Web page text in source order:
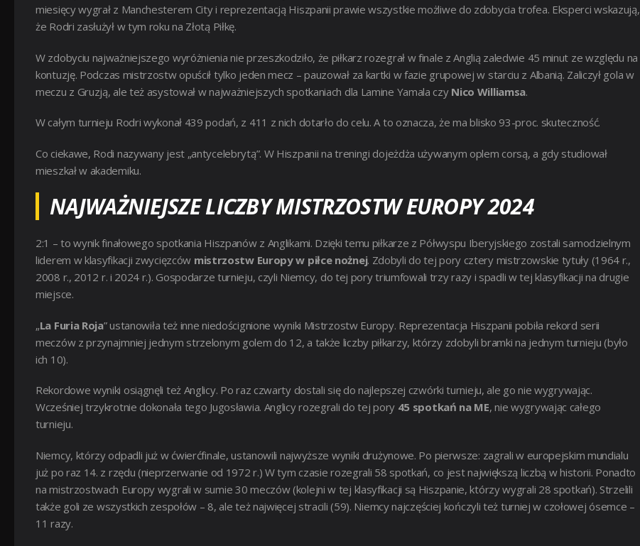
miesięcy wygrał z Manchesterem City i reprezentacją Hiszpanii prawie wszystkie możliwe do zdobycia trofea. Eksperci wskazują,
że Rodri zasłużył w tym roku na Złotą Piłkę.
W zdobyciu najważniejszego wyróżnienia nie przeszkodziło, że piłkarz rozegrał w finale z Anglią zaledwie 45 minut ze względu na
kontuzję. Podczas mistrzostw opuścił tylko jeden mecz – pauzował za kartki w fazie grupowej w starciu z Albanią. Zaliczył gola w
meczu z Gruzją, ale też asystował w najważniejszych spotkaniach dla Lamine Yamala czyNico Williamsa.
W całym turnieju Rodri wykonał 439 podań, z 411 z nich dotarło do celu. A to oznacza, że ma blisko 93-proc. skuteczność.
Co ciekawe, Rodi nazywany jest „antycelebrytą”. W Hiszpanii na treningi dojeżdża używanym oplem corsą, a gdy studiował
mieszkał w akademiku.
NAJWAŻNIEJSZE LICZBY MISTRZOSTW EUROPY 2024
2:1 – to wynik finałowego spotkania Hiszpanów z Anglikami. Dzięki temu piłkarze z Półwyspu Iberyjskiego zostali samodzielnym
liderem w klasyfikacji zwycięzców mistrzostw Europy w piłce nożnej. Zdobyli do tej pory cztery mistrzowskie tytuły (1964 r.,
2008 r., 2012 r. i 2024 r.). Gospodarze turnieju, czyli Niemcy, do tej pory triumfowali trzy razy i spadli w tej klasyfikacji na drugie
miejsce.
„La Furia Roja” ustanowiła też inne niedoścignione wyniki Mistrzostw Europy. Reprezentacja Hiszpanii pobiła rekord serii
meczów z przynajmniej jednym strzelonym golem do 12, a także liczby piłkarzy, którzy zdobyli bramki na jednym turnieju (było
ich 10).
Rekordowe wyniki osiągnęli też Anglicy. Po raz czwarty dostali się do najlepszej czwórki turnieju, ale go nie wygrywając.
Wcześniej trzykrotnie dokonała tego Jugosławia. Anglicy rozegrali do tej pory 45 spotkań na ME, nie wygrywając całego
turnieju.
Niemcy, którzy odpadli już w ćwierćfinale, ustanowili najwyższe wyniki drużynowe. Po pierwsze: zagrali w europejskim mundialu
już po raz 14. z rzędu (nieprzerwanie od 1972 r.) W tym czasie rozegrali 58 spotkań, co jest największą liczbą w historii. Ponadto
na mistrzostwach Europy wygrali w sumie 30 meczów (kolejni w tej klasyfikacji są Hiszpanie, którzy wygrali 28 spotkań). Strzelili
także goli ze wszystkich zespołów – 8, ale też najwięcej stracili (59). Niemcy najczęściej kończyli też turniej w czołowej ósemce –
11 razy.